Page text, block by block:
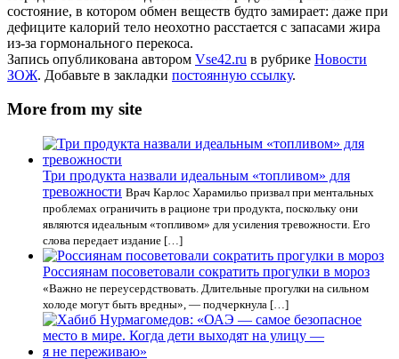
состояние, в котором обмен веществ будто замирает: даже при
дефиците калорий тело неохотно расстается с запасами жира
из-за гормонального перекоса.
Запись опубликована автором Vse42.ru в рубрике Новости
ЗОЖ. Добавьте в закладки постоянную ссылку.
More from my site
Три продукта назвали идеальным «топливом» для
тревожности Врач Карлос Харамильо призвал при ментальных
проблемах ограничить в рационе три продукта, поскольку они
являются идеальным «топливом» для усиления тревожности. Его
слова передает издание […]
Россиянам посоветовали сократить прогулки в мороз
«Важно не переусердствовать. Длительные прогулки на сильном
холоде могут быть вредны», — подчеркнула […]